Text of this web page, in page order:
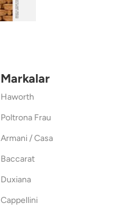
Markalar
Haworth
Poltrona Frau
Armani / Casa
Baccarat
Duxiana
Cappellini